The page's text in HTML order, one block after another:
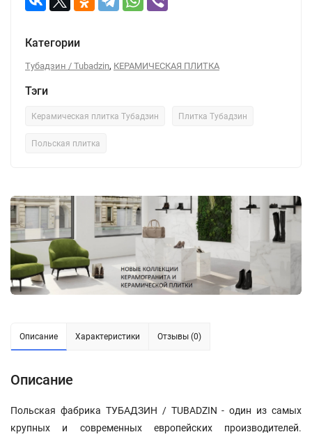
Категории
Тубадзин / Tubadzin, КЕРАМИЧЕСКАЯ ПЛИТКА
Тэги
Керамическая плитка Тубадзин Плитка Тубадзин
Польская плитка
Описание Характеристики Отзывы (0)
Описание
Польская фабрика ТУБАДЗИН / TUBADZIN - один из самых
крупных и современных европейских производителей.